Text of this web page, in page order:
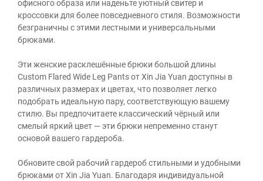
офисного образа или наденьте уютный свитер и
кроссовки для более повседневного стиля. Возможности
безграничны с этими лестными и универсальными
брюками.
Эти женские расклешённые брюки большой длины
Custom Flared Wide Leg Pants от Xin Jia Yuan доступны в
различных размерах и цветах, что позволяет легко
подобрать идеальную пару, соответствующую вашему
стилю. Вы предпочитаете классический чёрный или
смелый яркий цвет — эти брюки непременно станут
основой вашего гардероба.
Обновите свой рабочий гардероб стильными и удобными
брюками от Xin Jia Yuan. Благодаря индивидуальной